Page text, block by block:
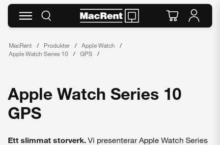
MacRent Produkter
Apple Watch
Apple Watch Series 10
GPS
Apple Watch Series 10
GPS
Ett slimmat storverk. Vi presenterar Apple Watch Series